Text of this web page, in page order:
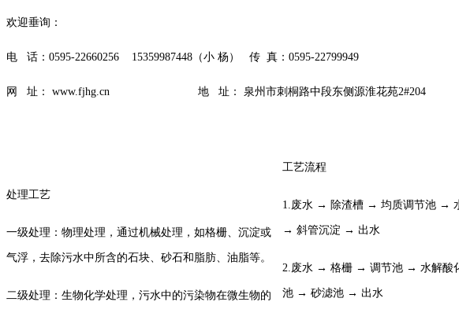
欢迎垂询：
电 话：0595-22660256 15359987448（小 杨） 传 真：0595-22799949
网 址： www.fjhg.cn 地 址： 泉州市刺桐路中段东侧源淮花苑2#204
处理工艺
一级处理：物理处理，通过机械处理，如格栅、沉淀或
气浮，去除污水中所含的石块、砂石和脂肪、油脂等。
二级处理：生物化学处理，污水中的污染物在微生物的
工艺流程
1.废水 → 除渣槽 → 均质调节池 →
→ 斜管沉淀 → 出水
2.废水 → 格栅 → 调节池 → 水解酸
池 → 砂滤池 → 出水